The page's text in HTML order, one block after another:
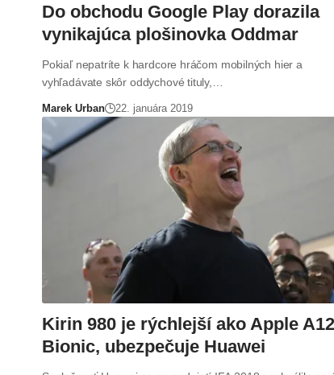
Do obchodu Google Play dorazila
vynikajúca plošinovka Oddmar
Pokiaľ nepatríte k hardcore hráčom mobilných hier a
vyhľadávate skôr oddychové tituly,…
Marek Urban 22. januára 2019
Kirin 980 je rýchlejší ako Apple A12
Bionic, ubezpečuje Huawei